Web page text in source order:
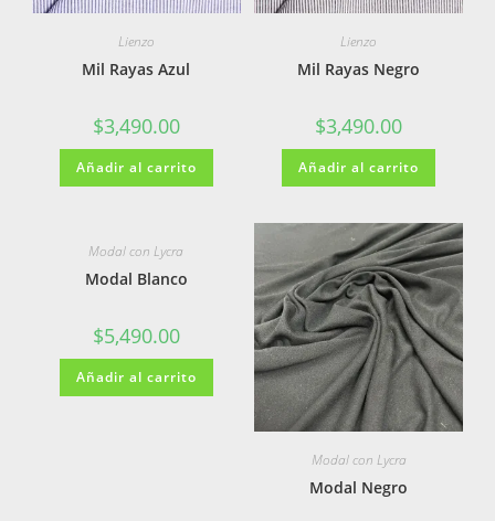
Lienzo
Mil Rayas Azul
$3,490.00
Añadir al carrito
Lienzo
Mil Rayas Negro
$3,490.00
Añadir al carrito
Modal con Lycra
Modal Blanco
$5,490.00
Añadir al carrito
Modal con Lycra
Modal Negro